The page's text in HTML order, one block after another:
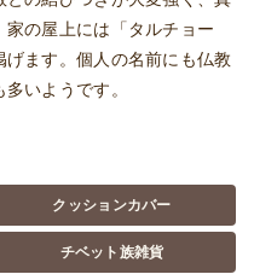
の屋上には「タルチョー
げます。個人の名前にも仏教
いようです。
クッションカバー
チベット族雑貨